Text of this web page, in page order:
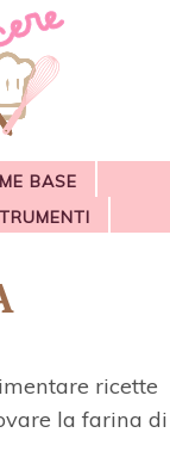
BASE
ricette
la farina di